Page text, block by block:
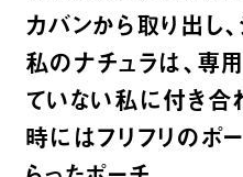
カバンから取り出し、
私のナチュラは、専
ていない私に付き合
時にはフリフリのポ